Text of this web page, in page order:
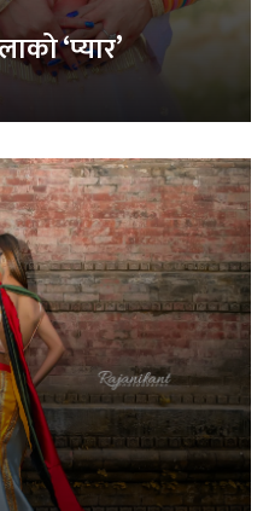
‘प्यार’